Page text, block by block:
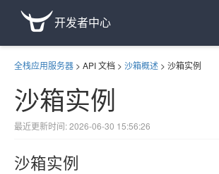
开发者中心
全栈应用服务器 > API 文档 > 沙箱概述 > 沙箱实例
沙箱实例
最近更新时间: 2026-06-30 15:56:26
沙箱实例